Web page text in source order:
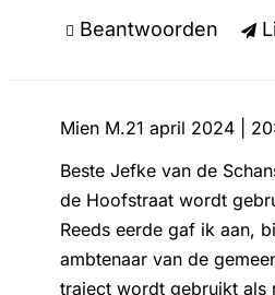
Beantwoorden
Mien M.21 april 2024 |
Beste Jefke van de
de Hoofstraat wordt
Reeds eerde gaf ik aan,
ambtenaar van de
traject wordt gebruikt als